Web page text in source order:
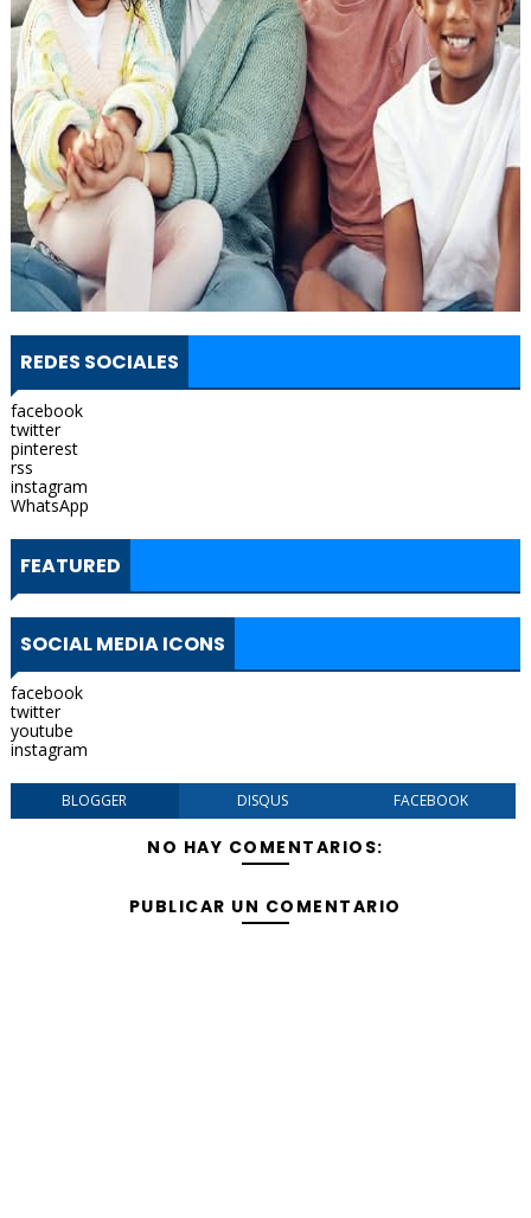
REDES SOCIALES
facebook
twitter
pinterest
rss
instagram
WhatsApp
FEATURED
SOCIAL MEDIA ICONS
facebook
twitter
youtube
instagram
BLOGGER DISQUS FACEBOOK
NO HAY COMENTARIOS:
PUBLICAR UN COMENTARIO